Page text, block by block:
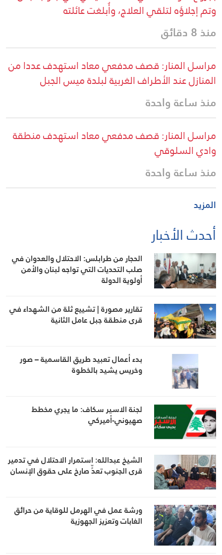
وتم إجلاؤه لتلقي العلاج، وأُبلغت عائلته
منذ 8 دقائق
مراسل المنار: قصف مدفعي معاد استهدف عددا من
المنازل عند الأطراف الغربية لبلدة ميس الجبل
منذ ساعة واحدة
مراسل المنار: قصف مدفعي معاد استهدف منطقة
وادي السلوقي
منذ ساعة واحدة
المزيد
أحدث الأخبار
الحجار من طرابلس: الاحتلال والعدوان في
صلب التحديات التي تواجه لبنان والأمن
أولوية الدولة
تقارير مصورة | تشييع ثلة من الشهداء في
قرى منطقة جبل عامل الثانية
بدء أعمال تعبيد طريق القاسمية – صور
وخريس يشيد بالخطوة
لجنة الاسير سكاف: ما يجري مخطط
صهيوني-أميركي
الشيخ عبدالله: استمرار الاحتلال في تدمير
قرى الجنوب تعدٍّ صارخ على حقوق الإنسان
ورشة عمل في الهرمل للوقاية من حرائق
الغابات وتعزيز الجهوزية